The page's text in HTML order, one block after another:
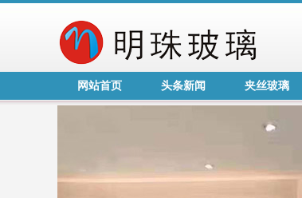
网站首页 头条新闻 夹丝玻璃